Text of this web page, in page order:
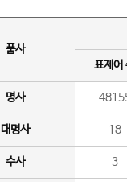
품사
표제어
명사
대명사 18
수사 3